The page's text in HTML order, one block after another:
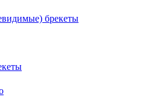
брекеты